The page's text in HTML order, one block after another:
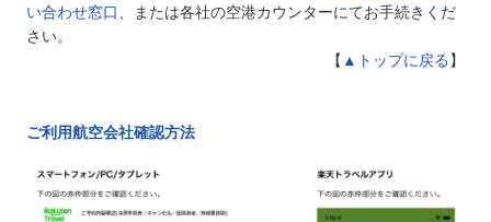
い合わせ窓口
、または各社の空港カウンターにてお手続きくだ
さい。
【 ▲トップに戻る 】
ご利用航空会社確認方法